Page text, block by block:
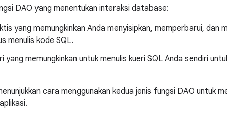
DAO yang menentukan interaksi database:
yang memungkinkan Anda menyisipkan, memperbarui, dan
menulis kode SQL.
yang memungkinkan untuk menulis kueri SQL Anda sendiri
cara menggunakan kedua jenis fungsi DAO untuk